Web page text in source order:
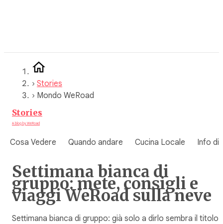
› Stories
› Mondo WeRoad
Stories
A blog by WeRoad
Cosa Vedere Quando andare Cucina Locale Info di
Settimana bianca di
gruppo: mete, consigli e
viaggi WeRoad sulla neve
Settimana bianca di gruppo: già solo a dirlo sembra il titolo